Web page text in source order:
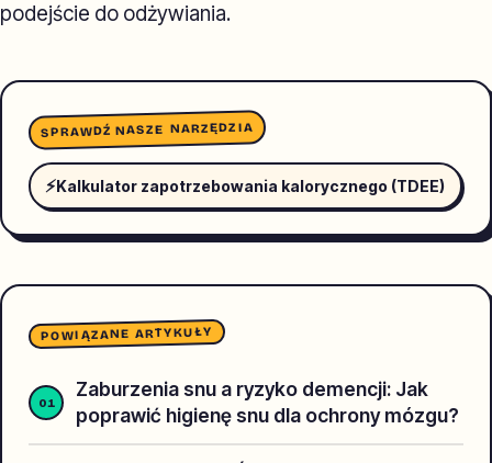
podejście do odżywiania.
SPRAWDŹ NASZE NARZĘDZIA
⚡Kalkulator zapotrzebowania kalorycznego (TDEE)
POWIĄZANE ARTYKUŁY
Zaburzenia snu a ryzyko demencji: Jak
poprawić higienę snu dla ochrony mózgu?